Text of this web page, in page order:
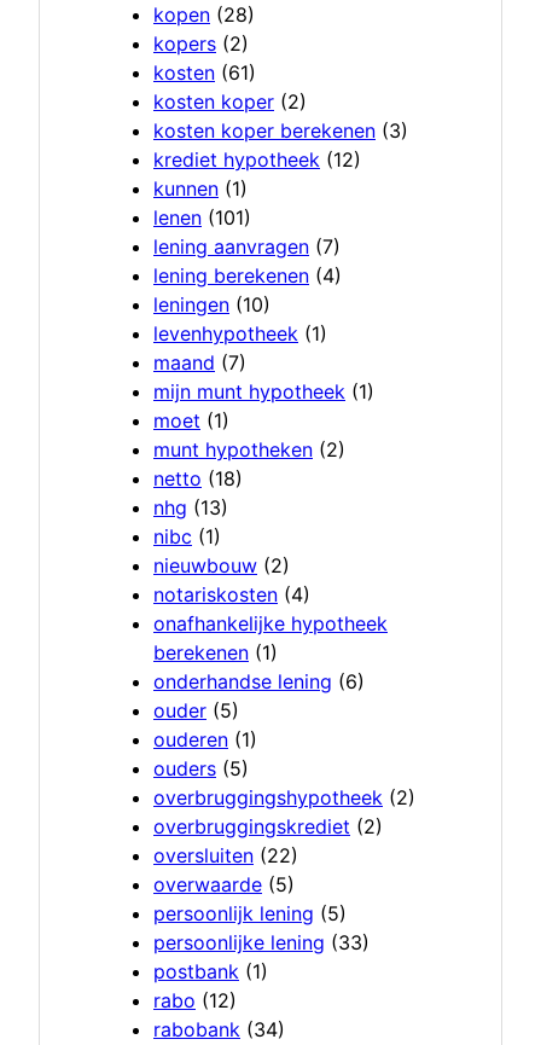
kopen (28)
kopers (2)
kosten (61)
kosten koper (2)
kosten koper berekenen (3)
krediet hypotheek (12)
kunnen (1)
lenen (101)
lening aanvragen (7)
lening berekenen (4)
leningen (10)
levenhypotheek (1)
maand (7)
mijn munt hypotheek (1)
moet (1)
munt hypotheken (2)
netto (18)
nhg (13)
nibc (1)
nieuwbouw (2)
notariskosten (4)
onafhankelijke hypotheek
berekenen (1)
onderhandse lening (6)
ouder (5)
ouderen (1)
ouders (5)
overbruggingshypotheek (2)
overbruggingskrediet (2)
oversluiten (22)
overwaarde (5)
persoonlijk lening (5)
persoonlijke lening (33)
postbank (1)
rabo (12)
rabobank (34)